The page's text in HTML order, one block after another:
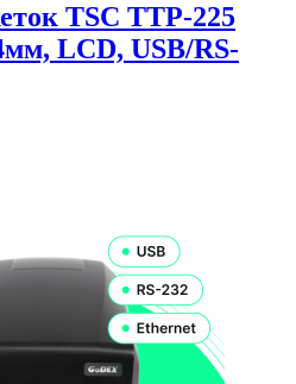
TSC TTP-225
LCD, USB/RS-